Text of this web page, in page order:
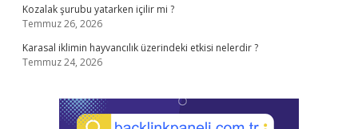
Kozalak şurubu yatarken içilir mi ?
Temmuz 26, 2026
Karasal iklimin hayvancılık üzerindeki etkisi nelerdir ?
Temmuz 24, 2026